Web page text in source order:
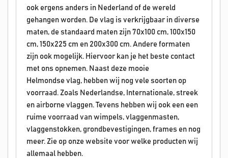
ook ergens anders in Nederland of de wereld
gehangen worden. De vlag is verkrijgbaar in diverse
maten, de standaard maten zijn 70x100 cm, 100x150
cm, 150x225 cm en 200x300 cm. Andere formaten
zijn ook mogelijk. Hiervoor kan je het beste contact
met ons opnemen. Naast deze mooie
Helmondse vlag, hebben wij nog vele soorten op
voorraad. Zoals Nederlandse, Internationale, streek
en airborne vlaggen. Tevens hebben wij ook een een
ruime voorraad van wimpels, vlaggenmasten,
vlaggenstokken, grondbevestigingen, frames en nog
meer. Zie op onze website voor welke producten wij
allemaal hebben.